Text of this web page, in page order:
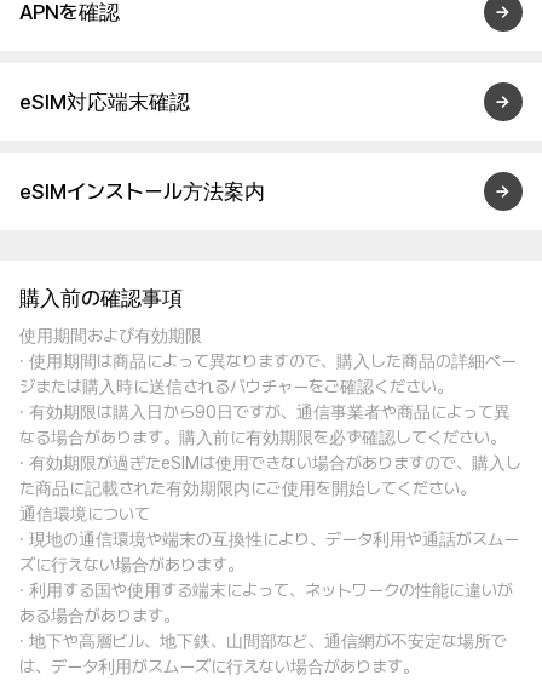
APNを確認
eSIM対応端末確認
eSIMインストール方法案内
購入前の確認事項
使用期間および有効期限
· 使用期間は商品によって異なりますので、購入した商品の詳細ペー
ジまたは購入時に送信されるバウチャーをご確認ください。
· 有効期限は購入日から90日ですが、通信事業者や商品によって異
なる場合があります。購入前に有効期限を必ず確認してください。
· 有効期限が過ぎたeSIMは使用できない場合がありますので、購入し
た商品に記載された有効期限内にご使用を開始してください。
通信環境について
· 現地の通信環境や端末の互換性により、データ利用や通話がスムー
ズに行えない場合があります。
· 利用する国や使用する端末によって、ネットワークの性能に違いが
ある場合があります。
· 地下や高層ビル、地下鉄、山間部など、通信網が不安定な場所で
は、データ利用がスムーズに行えない場合があります。